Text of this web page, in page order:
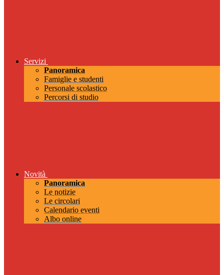
Servizi
Panoramica
Famiglie e studenti
Personale scolastico
Percorsi di studio
Novità
Panoramica
Le notizie
Le circolari
Calendario eventi
Albo online